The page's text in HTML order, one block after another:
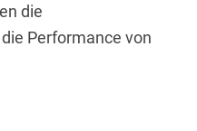
die
Performance von